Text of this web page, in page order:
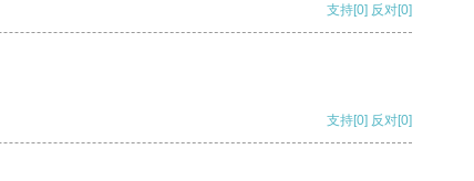
支持[0] 反对[0]
支持[0] 反对[0]